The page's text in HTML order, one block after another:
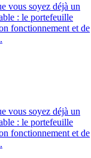
vous soyez déjà un
: le portefeuille
fonctionnement et de
vous soyez déjà un
: le portefeuille
fonctionnement et de